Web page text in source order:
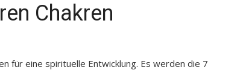
Chakren
für eine spirituelle Entwicklung. Es werden die 7